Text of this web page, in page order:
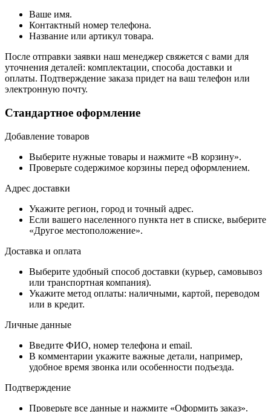
Ваше имя.
Контактный номер телефона.
Название или артикул товара.
После отправки заявки наш менеджер свяжется с вами для
уточнения деталей: комплектации, способа доставки и
оплаты. Подтверждение заказа придет на ваш телефон или
электронную почту.
Стандартное оформление
Добавление товаров
Выберите нужные товары и нажмите «В корзину».
Проверьте содержимое корзины перед оформлением.
Адрес доставки
Укажите регион, город и точный адрес.
Если вашего населенного пункта нет в списке, выберите
«Другое местоположение».
Доставка и оплата
Выберите удобный способ доставки (курьер, самовывоз
или транспортная компания).
Укажите метод оплаты: наличными, картой, переводом
или в кредит.
Личные данные
Введите ФИО, номер телефона и email.
В комментарии укажите важные детали, например,
удобное время звонка или особенности подъезда.
Подтверждение
Проверьте все данные и нажмите «Оформить заказ».